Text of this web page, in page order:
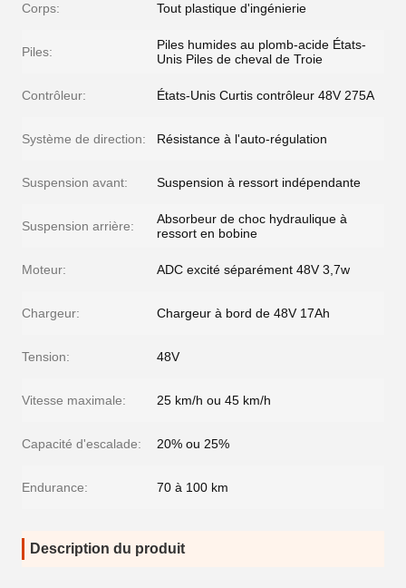
Corps: Tout plastique d'ingénierie
Piles:
Piles humides au plomb-acide États-
Unis Piles de cheval de Troie
Contrôleur: États-Unis Curtis contrôleur 48V 275A
Système de direction: Résistance à l'auto-régulation
Suspension avant: Suspension à ressort indépendante
Suspension arrière:
Absorbeur de choc hydraulique à
ressort en bobine
Moteur: ADC excité séparément 48V 3,7w
Chargeur: Chargeur à bord de 48V 17Ah
Tension: 48V
Vitesse maximale: 25 km/h ou 45 km/h
Capacité d'escalade: 20% ou 25%
Endurance: 70 à 100 km
Description du produit